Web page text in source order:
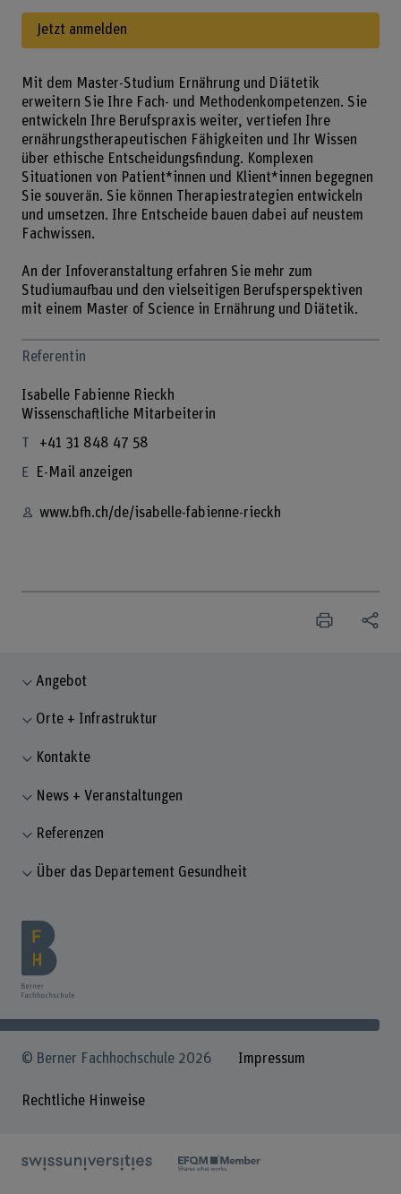
Jetzt anmelden
Mit dem Master-Studium Ernährung und Diätetik
erweitern Sie Ihre Fach- und Methodenkompetenzen. Sie
entwickeln Ihre Berufspraxis weiter, vertiefen Ihre
ernährungstherapeutischen Fähigkeiten und Ihr Wissen
über ethische Entscheidungsfindung. Komplexen
Situationen von Patient*innen und Klient*innen begegnen
Sie souverän. Sie können Therapiestrategien entwickeln
und umsetzen. Ihre Entscheide bauen dabei auf neustem
Fachwissen.
An der Infoveranstaltung erfahren Sie mehr zum
Studiumaufbau und den vielseitigen Berufsperspektiven
mit einem Master of Science in Ernährung und Diätetik.
Referentin
Isabelle Fabienne Rieckh
Wissenschaftliche Mitarbeiterin
+41 31 848 47 58
E-Mail anzeigen
www.bfh.ch/de/isabelle-fabienne-rieckh
Angebot
Orte + Infrastruktur
Kontakte
News + Veranstaltungen
Referenzen
Über das Departement Gesundheit
© Berner Fachhochschule 2026 Impressum
Rechtliche Hinweise